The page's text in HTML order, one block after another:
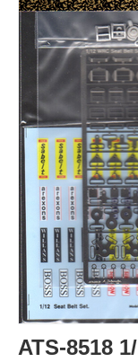
ATS-8518